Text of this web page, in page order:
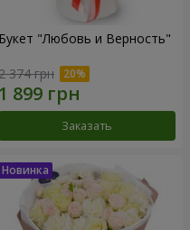
Букет "Любовь и Верность"
374 грн
Заказать